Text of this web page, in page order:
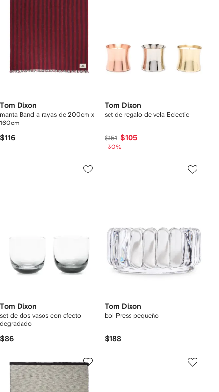
Tom Dixon
manta Band a rayas de 200cm x
160cm
$116
Tom Dixon
set de regalo de vela Eclectic
$151 $105
-30%
Tom Dixon
set de dos vasos con efecto
degradado
$86
Tom Dixon
bol Press pequeño
$188